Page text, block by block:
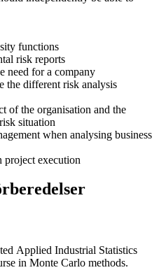
functions
risk reports
need for a company
the different risk analysis
of the organisation and the
situation
when analysing business
project execution
Applied Industrial Statistics
in Monte Carlo methods.